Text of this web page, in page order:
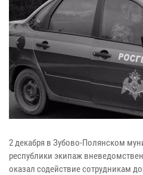
2 декабря в Зубово-Полянском
республики экипаж
оказал содействие сотрудникам